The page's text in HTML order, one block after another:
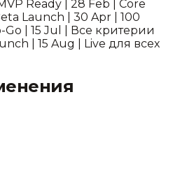
Ready | 28 Feb | Core
Launch | 30 Apr | 100
Go | 15 Jul | Все критерии
| 15 Aug | Live для всех